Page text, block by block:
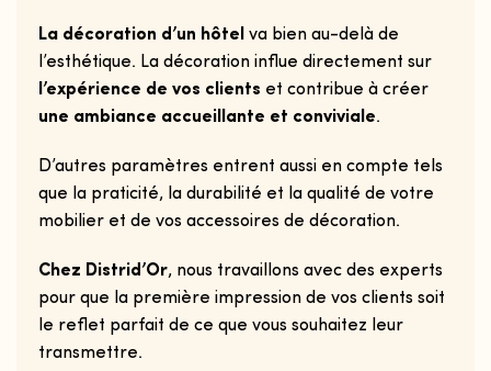
La décoration d’un hôtel va bien au-delà de
l’esthétique. La décoration influe directement sur
l’expérience de vos clients et contribue à créer
une ambiance accueillante et conviviale.
D’autres paramètres entrent aussi en compte tels
que la praticité, la durabilité et la qualité de votre
mobilier et de vos accessoires de décoration.
Chez Distrid’Or, nous travaillons avec des experts
pour que la première impression de vos clients soit
le reflet parfait de ce que vous souhaitez leur
transmettre.